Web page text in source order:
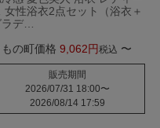
女性浴衣2点セット（浴衣＋
ラデ…
もの町価格 9,062 税込 〜
販売期間
2026/07/31 18:00〜
2026/08/14 17:59